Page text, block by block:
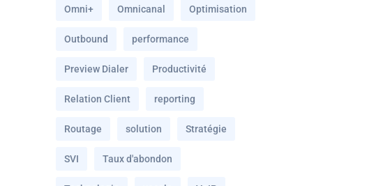
Omni+ Omnicanal Optimisation
Outbound performance
Preview Dialer Productivité
Relation Client reporting
Routage solution Stratégie
SVI Taux d'abondon